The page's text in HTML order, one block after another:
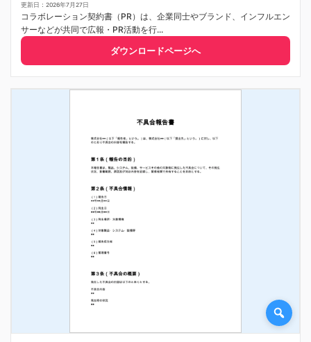
更新日：2026年7月27日
コラボレーション契約書（PR）は、企業同士やブランド、インフルエン
サーなどが共同で広報・PR活動を行...
ダウンロードページへ